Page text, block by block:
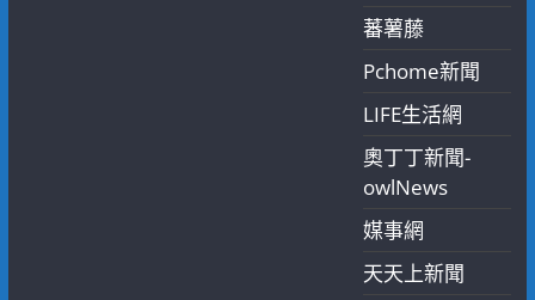
蕃薯藤
Pchome新聞
LIFE生活網
奧丁丁新聞-
owlNews
媒事網
天天上新聞